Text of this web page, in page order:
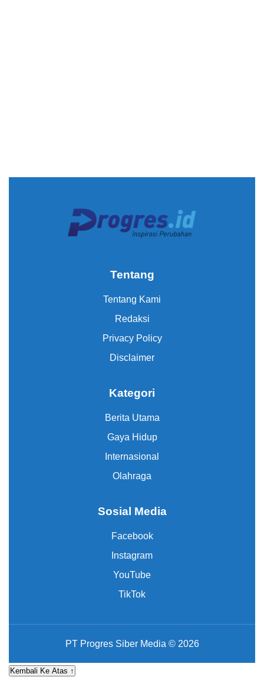
Tentang
Tentang Kami
Redaksi
Privacy Policy
Disclaimer
Kategori
Berita Utama
Gaya Hidup
Internasional
Olahraga
Sosial Media
Facebook
Instagram
YouTube
TikTok
PT Progres Siber Media © 2026
Kembali Ke Atas ↑